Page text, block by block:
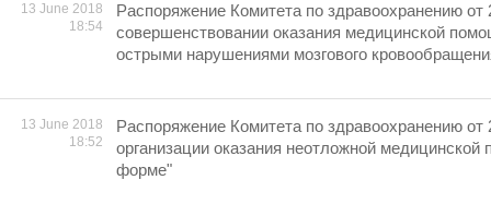
13 June 2018
18:54
Распоряжение Комитета по здравоохранению
совершенствовании оказания медицинской
острыми нарушениями мозгового
13 June 2018
18:52
Распоряжение Комитета по здравоохранению
организации оказания неотложной
форме"